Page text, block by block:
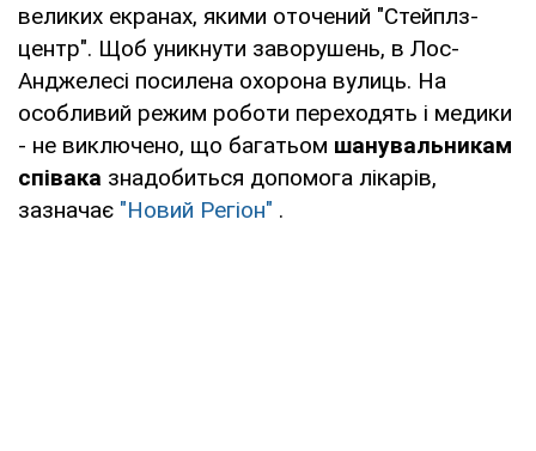
великих екранах, якими оточений "Стейплз-
центр". Щоб уникнути заворушень, в Лос-
Анджелесі посилена охорона вулиць. На
особливий режим роботи переходять і медики
- не виключено, що багатьом шанувальникам
співака знадобиться допомога лікарів,
зазначає "Новий Регіон" .